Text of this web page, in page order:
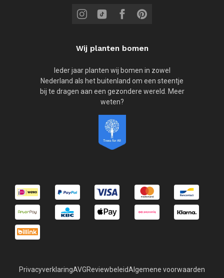
Wij planten bomen
Ieder jaar planten wij bomen in zowel
Nederland als het buitenland om een steentje
bij te dragen aan een gezondere wereld. Meer
weten?
PrivacyverklaringAVGReviewbeleidAlgemene voorwaarden